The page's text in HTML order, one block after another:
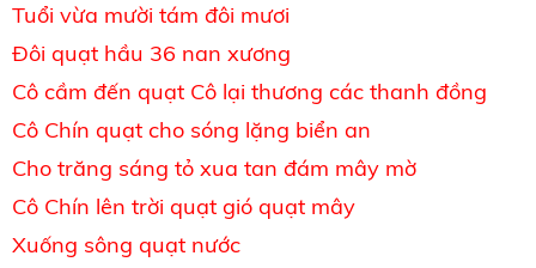
Tuổi vừa mười tám đôi mươi
Đôi quạt hầu 36 nan xương
Cô cầm đến quạt Cô lại thương các thanh đồng
Cô Chín quạt cho sóng lặng biển an
Cho trăng sáng tỏ xua tan đám mây mờ
Cô Chín lên trời quạt gió quạt mây
Xuống sông quạt nước